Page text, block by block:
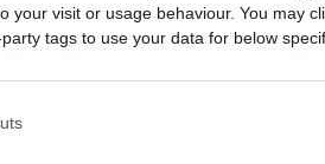
your visit or usage behaviour. You may
tags to use your data for below